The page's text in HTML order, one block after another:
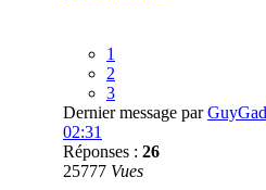
1
2
3
Dernier message par
02:31
Réponses : 26
25777 Vues